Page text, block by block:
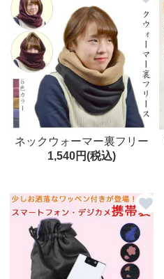
ネックウォーマー裏フリー
ス
1,540円(税込)